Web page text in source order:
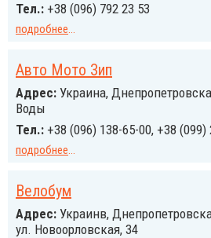
Тел.: +38 (096) 792 23 53
подробнее...
Авто Мото Зип
Адрес: Украина,
Воды
Тел.: +38 (096) 138-65-00, +38 (099)
подробнее...
Велобум
Адрес: Украинв,
ул. Новоорловская, 34